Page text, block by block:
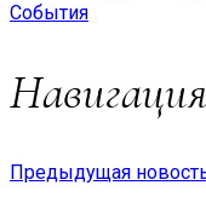
События
Предыдущая